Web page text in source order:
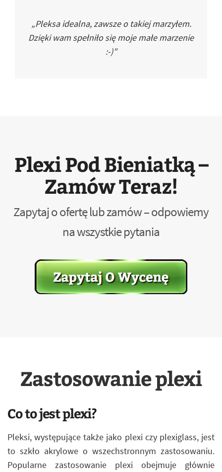
„Pleksa idealna, zawsze o takiej marzyłem.
Dzięki wam spełniło się moje małe marzenie
:-)”
Plexi Pod Bieniatką –
Zamów Teraz!
Zapytaj o ofertę lub zamów – odpowiemy
na wszystkie pytania
Zastosowanie plexi
Co to jest plexi?
Pleksi, występujące także jako plexi czy plexiglass, jest
to szkło akrylowe o wszechstronnym zastosowaniu.
Popularne zastosowanie plexi obejmuje głównie